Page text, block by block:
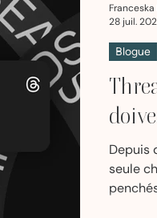
Depuis
seule
Blogue
Franceska
28 juil.